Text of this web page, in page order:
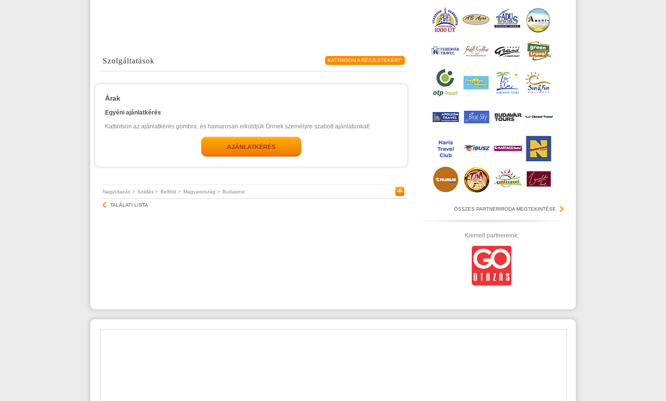
Szolgáltatások KATTINSON A RÉSZLETEKÉRT!
Árak
Egyéni ajánlatkérés
Kattintson az ajánlatkérés gombra, és hamarosan elküldjük Önnek személyre szabott ajánlatunkat!
AJÁNLATKÉRÉS
NagyUtazás > Szállás > Belföld > Magyarország > Budapest
TALÁLATI LISTA
ÖSSZES PARTNERIRODA MEGTEKINTÉSE
Kiemelt partnereink: